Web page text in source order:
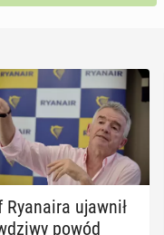
Ry­ana­ira ujawnił
powód